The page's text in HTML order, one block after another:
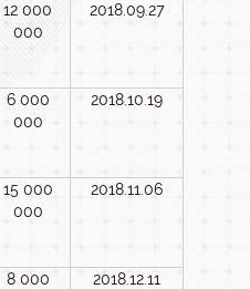
12 000
000
2018.09.27
6 000
000
2018.10.19
15 000
000
2018.11.06
8 000
2018.12.11